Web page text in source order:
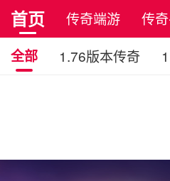
首页 传奇端游 传
全部
1.76版本传奇